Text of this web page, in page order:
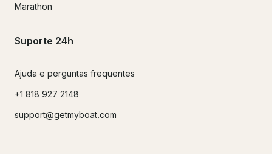
Marathon
Suporte 24h
Ajuda e perguntas frequentes
+1 818 927 2148
support@getmyboat.com